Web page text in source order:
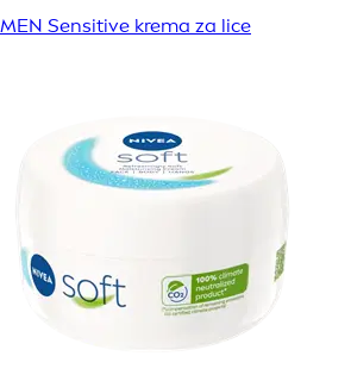
MEN Sensitive krema za lice